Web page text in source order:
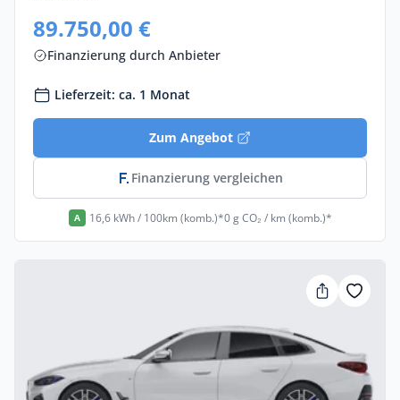
89.750,00 €
Finanzierung durch Anbieter
Lieferzeit: ca. 1 Monat
Zum Angebot
Finanzierung vergleichen
A 16,6 kWh / 100km (komb.)*0 g CO₂ / km (komb.)*